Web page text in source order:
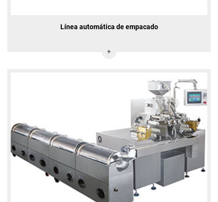
Línea automática de empacado